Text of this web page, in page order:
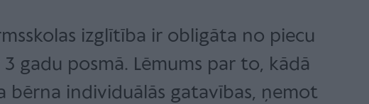
izglītība ir obligāta no piecu
gadu posmā. Lēmums par to, kādā
bērna individuālās gatavības, ņemot